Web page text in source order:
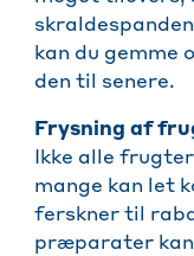
kan du gemme
den til senere.
Frysning af
Ikke alle
mange kan let
ferskner til
præparater